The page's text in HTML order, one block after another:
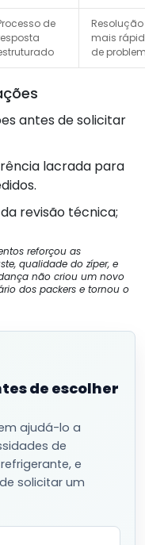
de
Resolução
mais
de
antes de solicitar
lacrada para
revisão técnica;
reforçou as
qualidade do zíper, e
não criou um novo
dos packers e tornou o
de escolher
ajudá-lo a
de
e
solicitar um